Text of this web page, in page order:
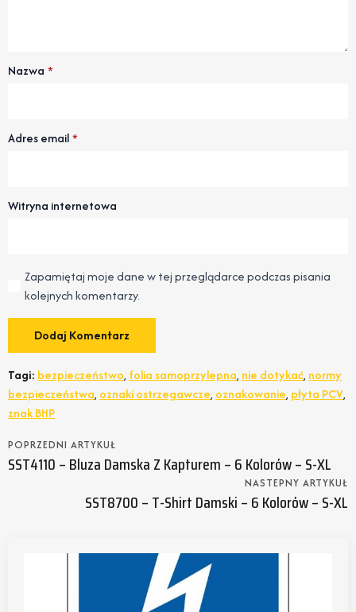
Nazwa *
Adres email*
Witryna internetowa
Zapamiętaj moje dane w tej przeglądarce podczas pisania
kolejnych komentarzy.
Tagi: bezpieczeństwo, folia samoprzylepna, nie dotykać, normy
bezpieczeństwa, oznaki ostrzegawcze, oznakowanie, płyta PCV,
znak BHP
POPRZEDNI ARTYKUŁ
SST4110 – Bluza Damska Z Kapturem – 6 Kolorów – S-XL
NASTEPNY ARTYKUŁ
SST8700 – T-Shirt Damski – 6 Kolorów – S-XL